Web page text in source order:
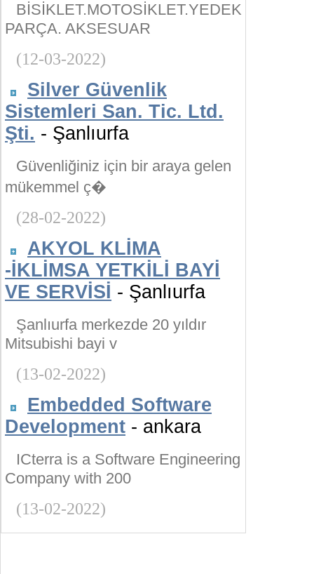
BİSİKLET.MOTOSİKLET.YEDEK
PARÇA. AKSESUAR
(12-03-2022)
Silver Güvenlik
Sistemleri San. Tic. Ltd.
Şti. - Şanlıurfa
Güvenliğiniz için bir araya gelen
mükemmel ç�
(28-02-2022)
AKYOL KLİMA
-İKLİMSA YETKİLİ BAYİ
VE SERVİSİ - Şanlıurfa
Şanlıurfa merkezde 20 yıldır
Mitsubishi bayi v
(13-02-2022)
Embedded Software
Development - ankara
ICterra is a Software Engineering
Company with 200
(13-02-2022)